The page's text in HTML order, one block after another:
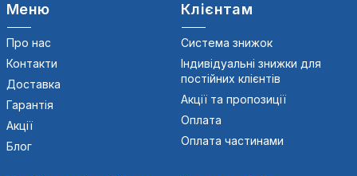
Меню
Про нас
Контакти
Доставка
Гарантія
Акції
Блог
Клієнтам
Система знижок
Індивідуальні знижки для
постійних клієнтів
Акції та пропозиції
Оплата
Оплата частинами